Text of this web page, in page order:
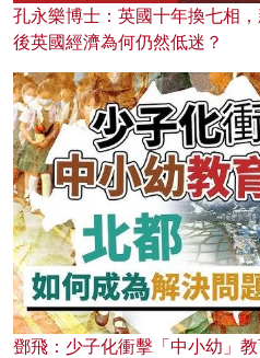
孔永樂博士：英國十年換七相
後英國經濟為何仍然低迷？
鄧飛：少子化衝擊「中小幼」